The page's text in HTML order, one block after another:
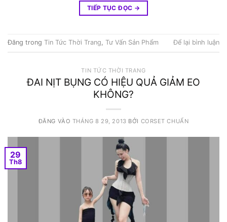
TIẾP TỤC ĐỌC →
Đăng trong Tin Tức Thời Trang Tư Vấn Sản Phẩm Để lại bình luận
TIN TỨC THỜI TRANG
ĐAI NỊT BỤNG CÓ HIỆU QUẢ GIẢM EO
KHÔNG?
ĐĂNG VÀO THÁNG 8 29, 2013 BỞI CORSET CHUẨN
29
Th8